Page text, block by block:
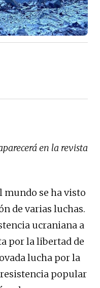
en la revista
mundo se ha visto
de varias luchas.
ucraniana a
por la libertad de
lucha por la
popular